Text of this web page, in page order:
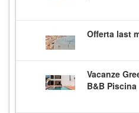
Offerta last
Vacanze
B&B Piscina